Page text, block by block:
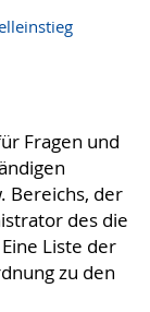
Fragen und
Bereichs, der
des die
Liste der
zu den